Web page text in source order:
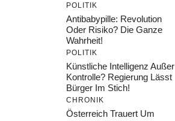
POLITIK
Antibabypille: Revolution
Oder Risiko? Die Ganze
Wahrheit!
POLITIK
Künstliche Intelligenz Außer
Kontrolle? Regierung Lässt
Bürger Im Stich!
CHRONIK
Österreich Trauert Um